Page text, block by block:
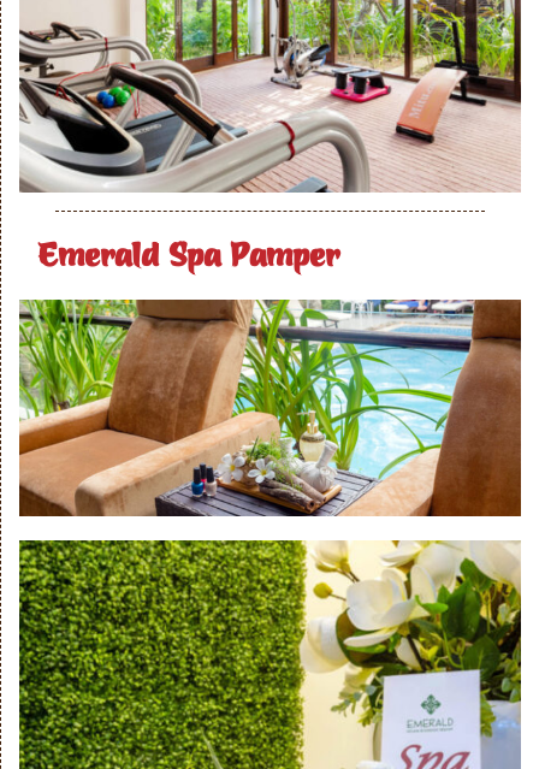
Emerald Spa Pamper